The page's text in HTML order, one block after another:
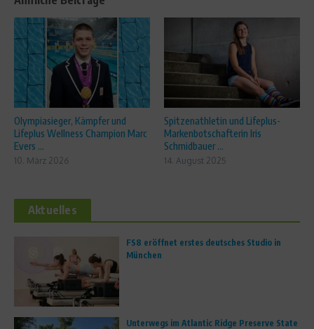
Olympiasieger, Kämpfer und
Lifeplus Wellness Champion Marc
Evers ...
10. März 2026
Spitzenathletin und Lifeplus-
Markenbotschafterin Iris
Schmidbauer ...
14. August 2025
Aktuelles
FS8 eröffnet erstes deutsches Studio in
München
Unterwegs im Atlantic Ridge Preserve State